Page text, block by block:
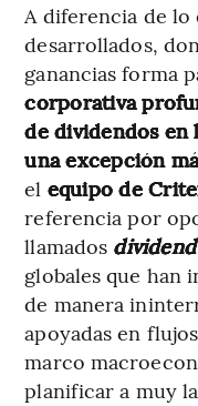
A diferencia de
desarrollados,
ganancias forma
corporativa
de dividendos en
una excepción
el equipo de
referencia por
llamados
globales que han
de manera
apoyadas en
marco
planificar a muy